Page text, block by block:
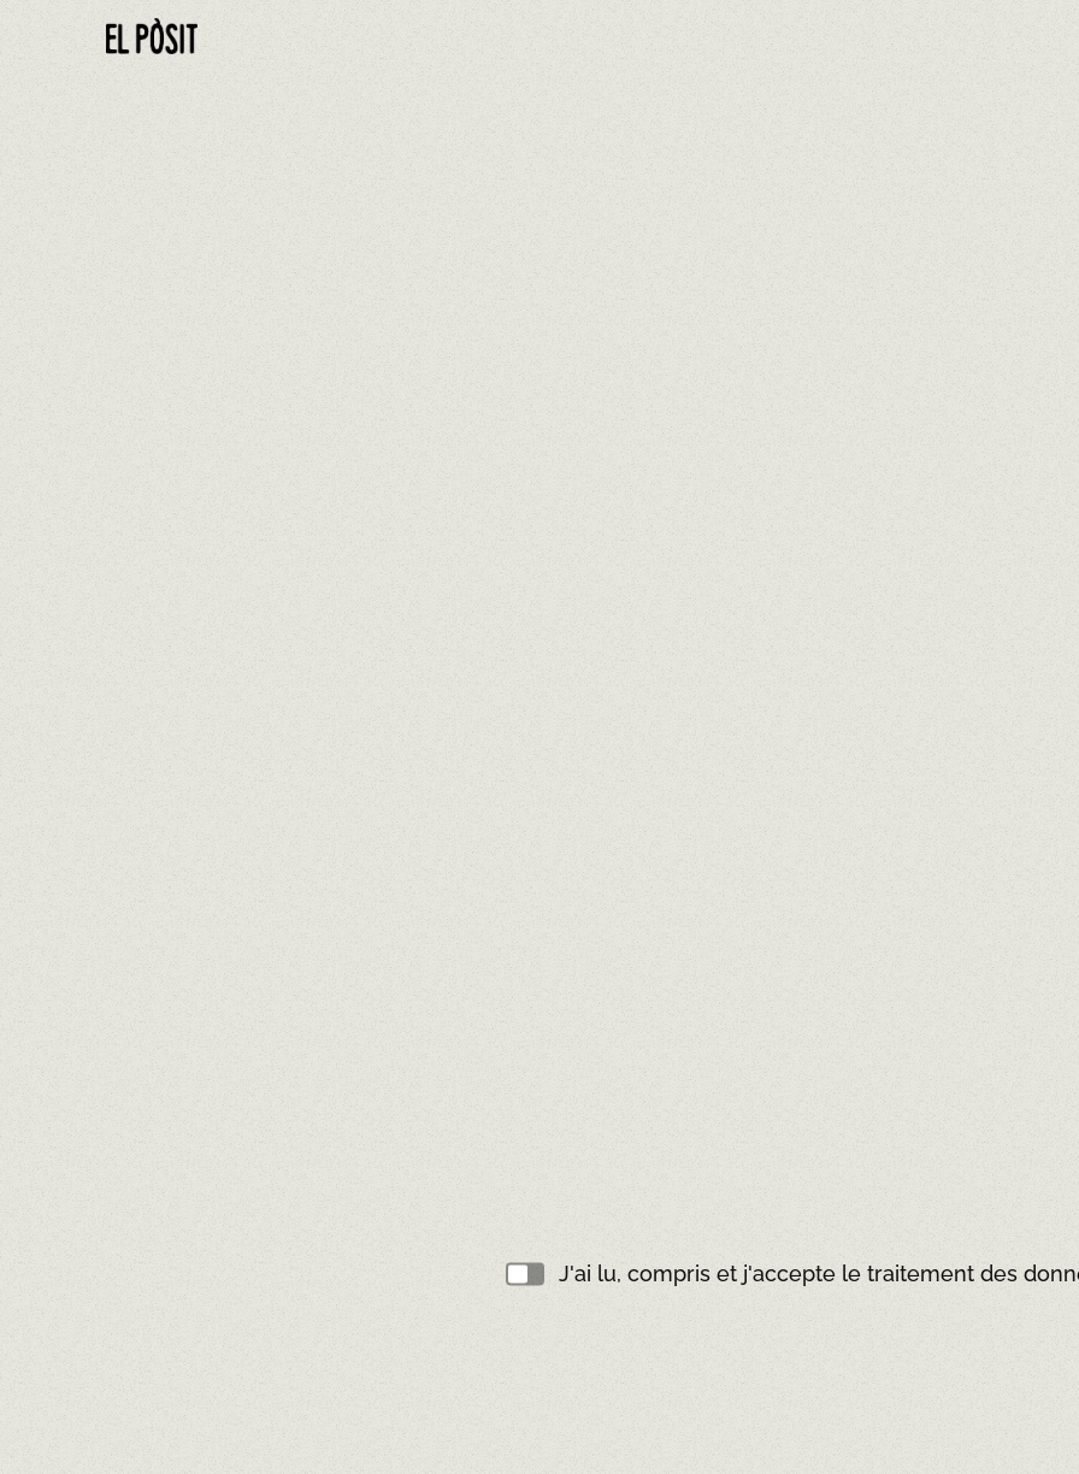
FAITES VOTRE
Sélectionner...
Personnes Nom Noms de famille
Observations
caractères restants
J'ai lu, compris et j'accepte le traitement des
CAMBRILS SERRALLO LA PINEDA